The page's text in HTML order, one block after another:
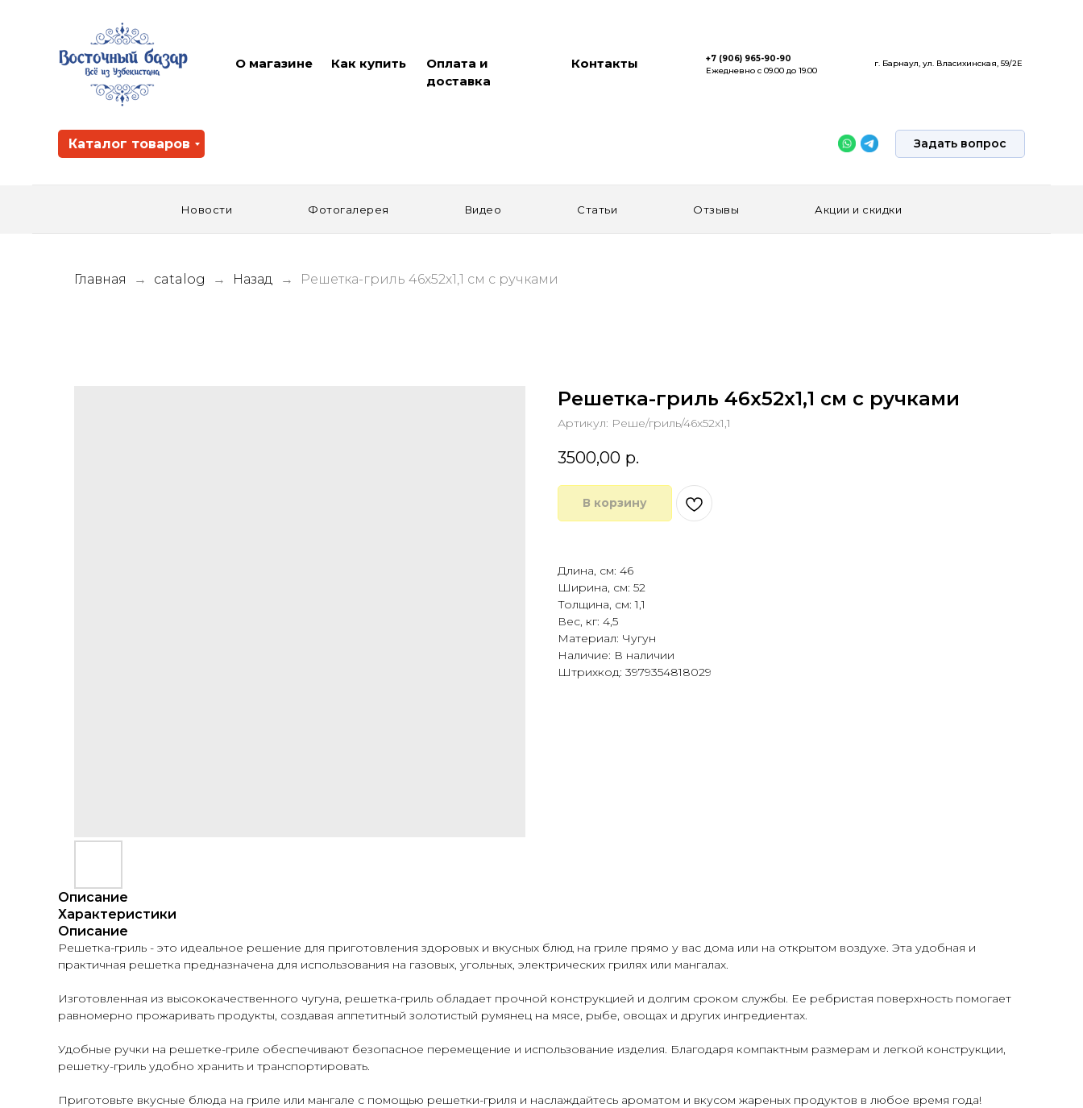
+7 (906) 965-90-90
Ежедневно с 09.00 до 19.00
г. Барнаул, ул. Власихинская, 59/2Е
Каталог товаров Задать вопрос
О магазине Как купить
Оплата и
доставка
Контакты
Новости Фотогалерея Видео Статьи Отзывы Акции и скидки
Главная catalog Назад Решетка-гриль 46х52х1,1 см с ручками
Решетка-гриль 46х52х1,1 см с ручками
Артикул: Реше/гриль/46х52х1,1
3500,00 р.
В корзину
Длина, см: 46
Ширина, см: 52
Толщина, см: 1,1
Вес, кг: 4,5
Материал: Чугун
Наличие: В наличии
Штрихкод: 3979354818029
Описание
Характеристики
Описание
Решетка-гриль - это идеальное решение для приготовления здоровых и вкусных блюд на гриле прямо у вас дома или на открытом воздухе. Эта удобная и
практичная решетка предназначена для использования на газовых, угольных, электрических грилях или мангалах.
Изготовленная из высококачественного чугуна, решетка-гриль обладает прочной конструкцией и долгим сроком службы. Ее ребристая поверхность помогает
равномерно прожаривать продукты, создавая аппетитный золотистый румянец на мясе, рыбе, овощах и других ингредиентах.
Удобные ручки на решетке-гриле обеспечивают безопасное перемещение и использование изделия. Благодаря компактным размерам и легкой конструкции,
решетку-гриль удобно хранить и транспортировать.
Приготовьте вкусные блюда на гриле или мангале с помощью решетки-гриля и наслаждайтесь ароматом и вкусом жареных продуктов в любое время года!